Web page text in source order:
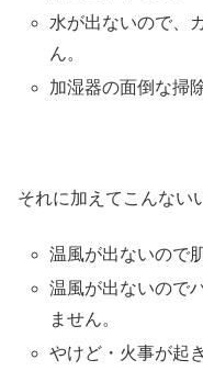
水が出ないので、
ん。
加湿器の面倒な掃
それに加えてこんない
温風が出ないので
温風が出ないので
ません。
やけど・火事が起